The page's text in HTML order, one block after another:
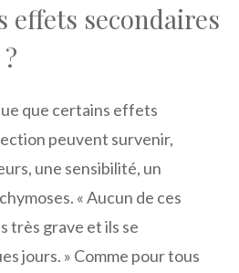
effets secondaires
que certains effets
peuvent survenir,
une sensibilité, un
« Aucun de ces
très grave et ils se
jours. » Comme pour tous